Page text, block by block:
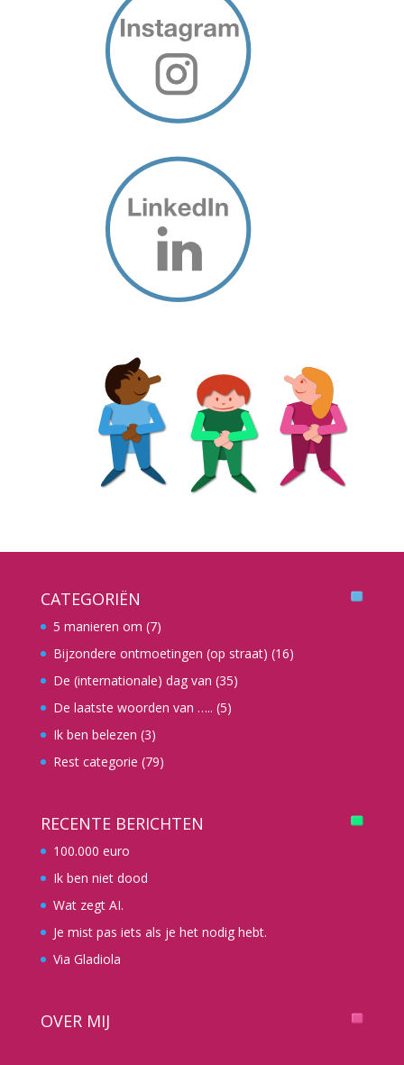
CATEGORIËN
5 manieren om (7)
Bijzondere ontmoetingen (op straat) (16)
De (internationale) dag van (35)
De laatste woorden van ….. (5)
Ik ben belezen (3)
Rest categorie (79)
RECENTE BERICHTEN
100.000 euro
Ik ben niet dood
Wat zegt AI.
Je mist pas iets als je het nodig hebt.
Via Gladiola
OVER MIJ